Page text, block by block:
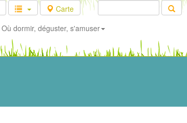
Carte
Où dormir, déguster, s'amuser